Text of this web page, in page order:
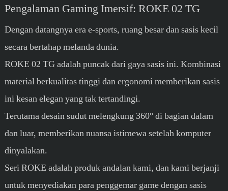
Pengalaman Gaming Imersif: ROKE 02 TG
Dengan datangnya era e-sports, ruang besar dan sasis kecil
secara bertahap melanda dunia.
ROKE 02 TG adalah puncak dari gaya sasis ini. Kombinasi
material berkualitas tinggi dan ergonomi memberikan sasis
ini kesan elegan yang tak tertandingi.
Terutama desain sudut melengkung 360° di bagian dalam
dan luar, memberikan nuansa istimewa setelah komputer
dinyalakan.
Seri ROKE adalah produk andalan kami, dan kami berjanji
untuk menyediakan para penggemar game dengan sasis